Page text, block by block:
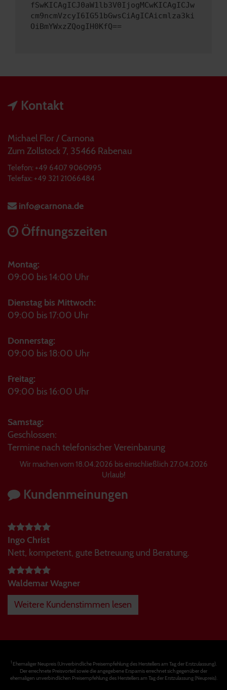
fSwKICAgICJ0aW1lb3V0IjogMCwKICAgICJw
cm9ncmVzcyI6IG51bGwsCiAgICAicmlza3ki
OiBmYWxzZQogIH0KfQ==
Kontakt
Michael Flor / Carnona
Zum Zollstock 7, 35466 Rabenau
Telefon: +49 6407 9060995
Telefax: +49 321 21066484
info@carnona.de
Öffnungszeiten
Montag:
09:00 bis 14:00 Uhr
Dienstag bis Mittwoch:
09:00 bis 17:00 Uhr
Donnerstag:
09:00 bis 18:00 Uhr
Freitag:
09:00 bis 16:00 Uhr
Samstag:
Geschlossen:
Termine nach telefonischer Vereinbarung
Wir machen vom 18.04.2026 bis einschließlich 27.04.2026
Urlaub!
Kundenmeinungen
Ingo Christ
Nett, kompetent, gute Betreuung und Beratung.
Waldemar Wagner
Weitere Kundenstimmen lesen
1Ehemaliger Neupreis (Unverbindliche Preisempfehlung des Herstellers am Tag der Erstzulassung).
Der errechnete Preisvorteil sowie die angegebene Ersparnis errechnet sich gegenüber der
ehemaligen unverbindlichen Preisempfehlung des Herstellers am Tag der Erstzulassung (Neupreis).